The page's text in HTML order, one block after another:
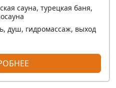
сауна, турецкая баня,
душ, гидромассаж, выход